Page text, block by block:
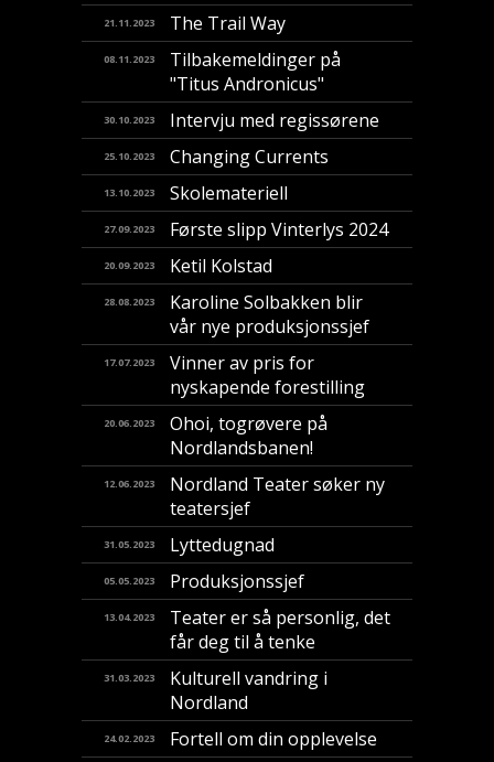
21.11.2023 The Trail Way
08.11.2023
Tilbakemeldinger på
"Titus Andronicus"
30.10.2023 Intervju med regissørene
25.10.2023 Changing Currents
13.10.2023 Skolemateriell
27.09.2023 Første slipp Vinterlys 2024
20.09.2023 Ketil Kolstad
28.08.2023
Karoline Solbakken blir
vår nye produksjonssjef
17.07.2023
Vinner av pris for
nyskapende forestilling
20.06.2023
​Ohoi, togrøvere på
Nordlandsbanen!
12.06.2023
Nordland Teater søker ny
teatersjef
31.05.2023 Lyttedugnad
05.05.2023 Produksjonssjef
13.04.2023
Teater er så personlig, det
får deg til å tenke
31.03.2023
Kulturell vandring i
Nordland
24.02.2023 Fortell om din opplevelse